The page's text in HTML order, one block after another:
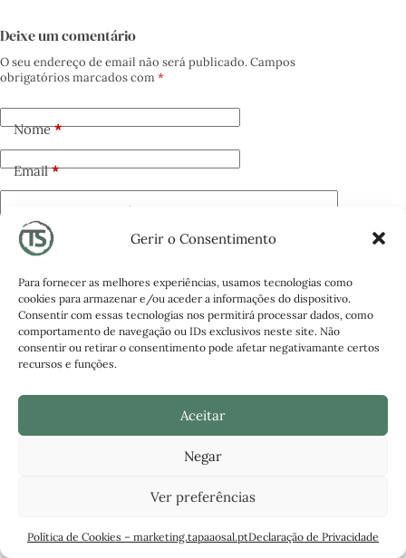
Gerir o Consentimento
Para fornecer as melhores experiências, usamos tecnologias como
cookies para armazenar e/ou aceder a informações do dispositivo.
Consentir com essas tecnologias nos permitirá processar dados, como
comportamento de navegação ou IDs exclusivos neste site. Não
consentir ou retirar o consentimento pode afetar negativamante certos
recursos e funções.
Aceitar
Negar
Ver preferências
Política de Cookies – marketing.tapaaosal.ptDeclaração de Privacidade
Deixe um comentário
O seu endereço de email não será publicado.Campos
obrigatórios marcados com *
Nome*
Email*
Adicionar comentário
Save my name and email in this browser for the next
Publicar comentário